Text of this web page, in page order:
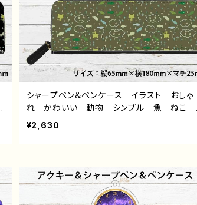
シャープペン＆ペンケース イラスト おしゃ
れ かわいい 動物 シンプル 魚 ねこ
猫 ゆるかわ ゆるい 可愛い メンズ レデ
ィース おすすめ 個性的 人気 イラストレ
ねこくもさかな 作：水無月りい
¥2,630